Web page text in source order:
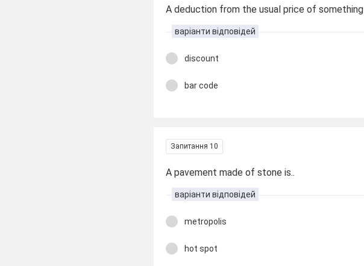
A deduction from the usual price of something
варіанти відповідей
discount
bar code
Запитання 10
A pavement made of stone is..
варіанти відповідей
metropolis
hot spot